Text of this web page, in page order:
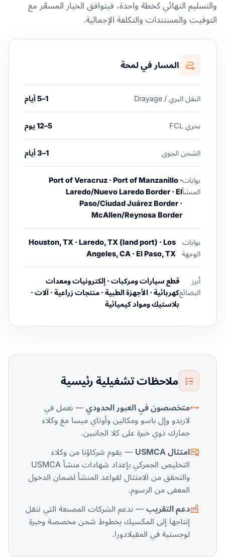
والتسليم النهائي كخطة واحدة، فيتوافق الخيار المسعّر مع
التوقيت والمستندات والتكلفة الإجمالية.
المسار في لمحة
النقل البري / Drayage 1–5 أيام
بحري FCL 5–12 يوم
الشحن الجوي 1–3 أيام
بوابات
المنشأ
Port of Veracruz · Port of Manzanillo ·
Laredo/Nuevo Laredo Border · El
Paso/Ciudad Juárez Border ·
McAllen/Reynosa Border
بوابات
الوجهة
Houston, TX · Laredo, TX (land port) · Los
Angeles, CA · El Paso, TX
أبرز
البضائع
قطع سيارات ومركبات · إلكترونيات ومعدات
كهربائية · الأجهزة الطبية · منتجات زراعية · آلات ·
بلاستيك ومواد كيميائية
ملاحظات تشغيلية رئيسية
متخصصون في العبور الحدودي — نعمل في
لاريدو وإل باسو ومكالين وأوتاي ميسا مع وكلاء
جمارك ذوي خبرة على كلا الجانبين.
امتثال USMCA
— يقوم شركاؤنا من وكلاء
التخليص الجمركي بإعداد شهادات منشأ USMCA
والتحقق من الامتثال لقواعد المنشأ لضمان الدخول
المعفى من الرسوم.
دعم التقريب — ندعم الشركات المصنعة التي تنقل
إنتاجها إلى المكسيك بخطوط شحن مخصصة وخبرة
لوجستية في المقيلادورا.